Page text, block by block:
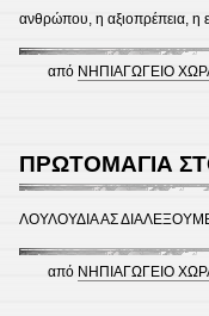
ανθρώπου, η αξιοπρέπεια, η
από ΝΗΠΙΑΓΩΓΕΙΟ
ΠΡΩΤΟΜΑΓΙΑ
ΛΟΥΛΟΥΔΙΑ ΑΣ
από ΝΗΠΙΑΓΩΓΕΙΟ